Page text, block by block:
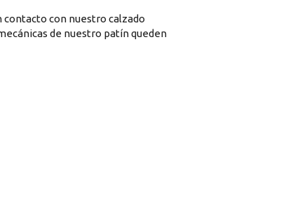
contacto con nuestro calzado
de nuestro patín queden